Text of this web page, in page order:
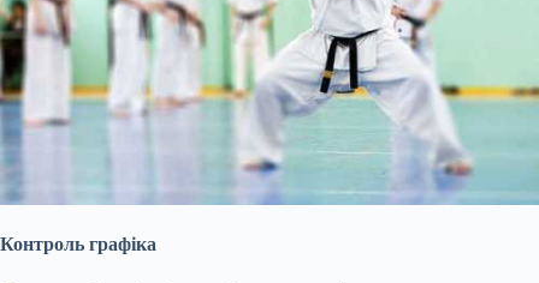
Контроль графіка